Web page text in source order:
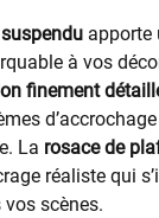
apporte
à vos
finement
La rosace de
réaliste qui
scènes.